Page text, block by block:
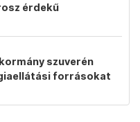
érdekű
szuverén
forrásokat